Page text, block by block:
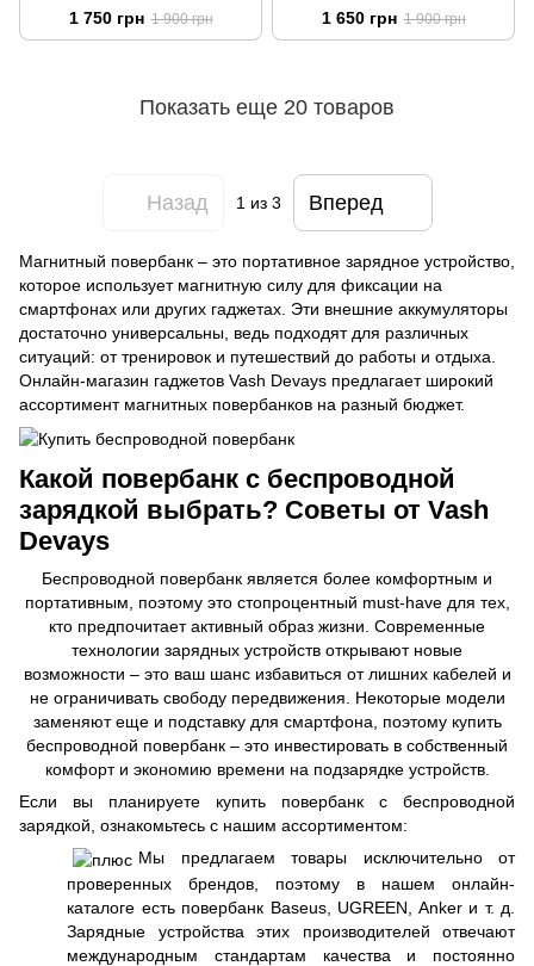
зарядкой Baseus Magnetic
20W 6000mAh для iPhone
1 750 грн 1 900 грн
зарядкой Baseus Magnetic
20W 6000mAh для iPhone
1 650 грн 1 900 грн
Показать еще 20 товаров
Назад 1из 3 Вперед
Магнитный повербанк – это портативное зарядное устройство,
которое использует магнитную силу для фиксации на
смартфонах или других гаджетах. Эти внешние аккумуляторы
достаточно универсальны, ведь подходят для различных
ситуаций: от тренировок и путешествий до работы и отдыха.
Онлайн-магазин гаджетов Vash Devays предлагает широкий
ассортимент магнитных повербанков на разный бюджет.
Какой повербанк с беспроводной
зарядкой выбрать? Советы от Vash
Devays
Беспроводной повербанк является более комфортным и
портативным, поэтому это стопроцентный must-have для тех,
кто предпочитает активный образ жизни. Современные
технологии зарядных устройств открывают новые
возможности – это ваш шанс избавиться от лишних кабелей и
не ограничивать свободу передвижения. Некоторые модели
заменяют еще и подставку для смартфона, поэтому купить
беспроводной повербанк – это инвестировать в собственный
комфорт и экономию времени на подзарядке устройств.
Если вы планируете купить повербанк с беспроводной
зарядкой, ознакомьтесь с нашим ассортиментом:
Мы предлагаем товары исключительно от
проверенных брендов, поэтому в нашем онлайн-
каталоге есть повербанк Baseus, UGREEN, Anker и т. д.
Зарядные устройства этих производителей отвечают
международным стандартам качества и постоянно